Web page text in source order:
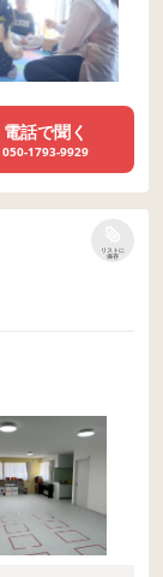
電話で聞く
050-1793-9929
リストに
保存